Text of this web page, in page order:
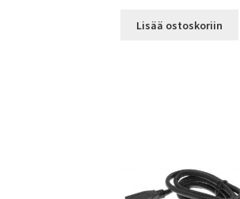
Lisää ostoskoriin